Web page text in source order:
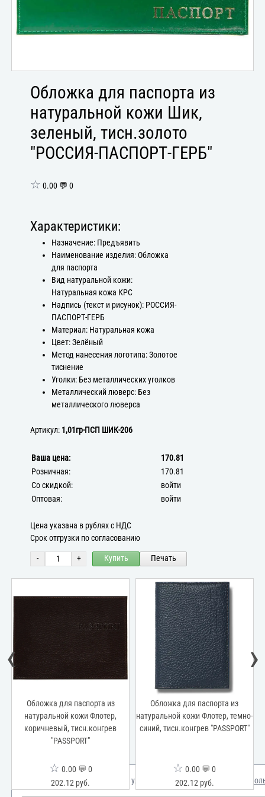
Обложка для паспорта из
натуральной кожи Шик,
зеленый, тисн.золото
"РОССИЯ-ПАСПОРТ-ГЕРБ"
☆ 0.00 💬 0
Характеристики:
Назначение: Предъявить
Наименование изделия: Обложка
для паспорта
Вид натуральной кожи:
Натуральная кожа КРС
Надпись (текст и рисунок): РОССИЯ-
ПАСПОРТ-ГЕРБ
Материал: Натуральная кожа
Цвет: Зелёный
Метод нанесения логотипа: Золотое
тиснение
Уголки: Без металлических уголков
Металлический люверс: Без
металлического люверса
Артикул: 1,01гр-ПСП ШИК-206
Ваша цена:
170.81
Розничная:
170.81
Со скидкой:
войти
Оптовая:
войти
Цена указана в рублях с НДС
Срок отгрузки по согласованию
- + Купить Печать
Обложка для паспорта из
натуральной кожи Флотер,
коричневый, тисн.конгрев
"PASSPORT"
☆ 0.00 💬 0
202.12 руб.
Обложка для паспорта из
натуральной кожи Флотер, темно-
синий, тисн.конгрев "PASSPORT"
☆ 0.00 💬 0
202.12 руб.
‹ ›
Мы используем куки для улучшения вашего опыта. Узнать